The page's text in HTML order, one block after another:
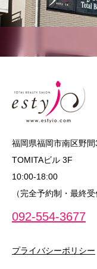
福岡県福岡市南区野
TOMITAビル 3F
10:00‐18:00
（完全予約制・最終受
092-554-3677
プライバシーポリシー